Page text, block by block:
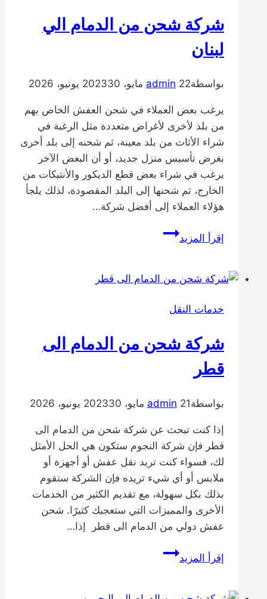
شركة شحن من الدمام الي
لبنان
بواسطة admin 22 مايو، 2023 30 يونيو، 2026
يرغب بعض العملاء في شحن العفش الخاص بهم
من بلد لأخرى لأغراض متعددة مثل الرغبة في
شراء الأثاث من بلد معينة، ثم شحنه إلى بلد أخرى
بغرض تأسيس منزل جديد، أو أن البعض الآخر
يرغب في شراء بعض قطع الديكور والأنتيكات من
الخارج، ثم شحنها إلى البلد المقصودة، لذلك يلجأ
هؤلاء العملاء إلى أفضل شركة…
إقرأ المزيدشركة
الدمام
لبنان
خدمات النقل
شركة شحن من الدمام الى
قطر
بواسطة admin 21 مايو، 2023 30 يونيو، 2026
إذا كنت تبحث عن شركة شحن من الدمام الى
قطر فإن شركة النجوم ستكون هي الحل الأمثل
لك، فسواء كنت تريد نقل عفش أو أجهزة أو
ملابس أو أي شيء تريده فإن الشركة ستقوم
بذلك بكل سهولة، مع تقديم الكثير من الخدمات
الأخرى والمميزات التي ستعجبك كثيرًا. شحن
عفش دولي من الدمام الى قطر إذا…
إقرأ المزيدشركة